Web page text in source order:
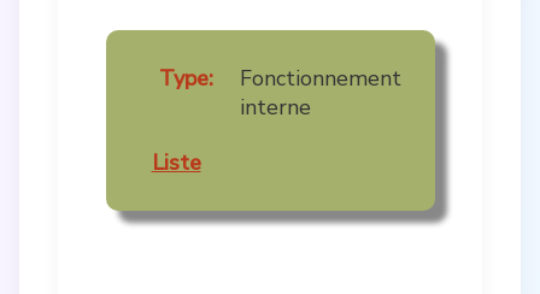
Type:
Fonctionnement
interne
Liste